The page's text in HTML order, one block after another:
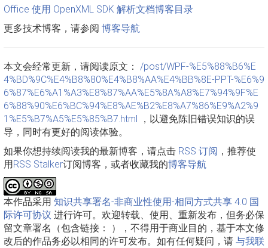
Office 使用 OpenXML SDK 解析文档博客目录
更多技术博客，请参阅 博客导航
本文会经常更新，请阅读原文： /post/WPF-%E5%88%B6%E
4%BD%9C%E4%B8%80%E4%B8%AA%E4%BB%8E-PPT-%E6%9
6%87%E6%A1%A3%E8%87%AA%E5%8A%A8%E7%94%9F%E
6%88%90%E6%BC%94%E8%AE%B2%E8%A7%86%E9%A2%9
1%E5%B7%A5%E5%85%B7.html
，以避免陈旧错误知识的误
导，同时有更好的阅读体验。
如果你想持续阅读我的最新博客，请点击 RSS 订阅 ，推荐使
用 RSS Stalker订阅博客，或者收藏我的博客导航
本作品采用 知识共享署名-非商业性使用-相同方式共享 4.0 国
际许可协议 进行许可。欢迎转载、使用、重新发布，但务必保
留文章署名（包含链接：
），不得用于商业目的，基于本文修
改后的作品务必以相同的许可发布。如有任何疑问，请 与我联